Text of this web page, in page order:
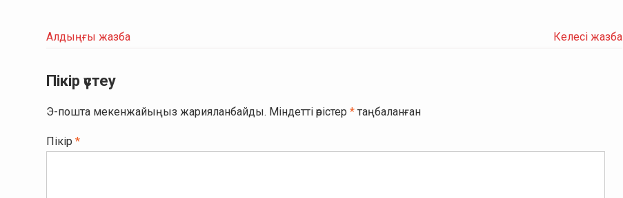
Алдыңғы жазба Келесі жазба
Пікір үстеу
Э-пошта мекенжайыңыз жарияланбайды. Міндетті өрістер * таңбаланған
Пікір *